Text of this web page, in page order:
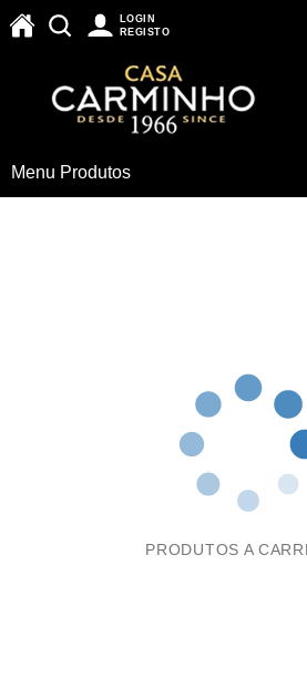
LOGIN
REGISTO
Menu Produtos
PRODUTOS A